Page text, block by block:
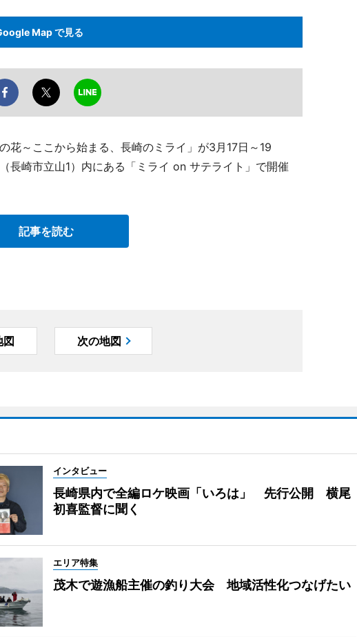
Map で見る
花～ここから始まる、長崎のミライ」が3月17日～19
長崎市立山1）内にある「ミライ on サテライト」で開催
記事を読む
図 次の地図
インタビュー
長崎県内で全編ロケ映画「いろは」 先行公開 横尾
初喜監督に聞く
エリア特集
茂木で遊漁船主催の釣り大会 地域活性化つなげたい